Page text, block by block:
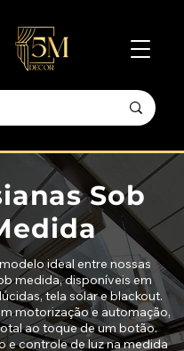
Sob
ideal entre nossas
medida, disponíveis em
tela solar e blackout.
motorização e automação,
ao toque de um botão.
e controle de luz na medida